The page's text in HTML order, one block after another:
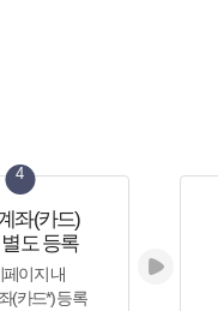
4
좌(카드)
도 등록
페이지 내
(카드*) 등록